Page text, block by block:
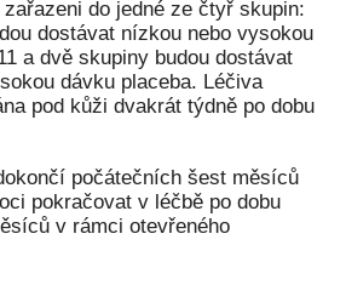
zařazeni do jedné ze čtyř skupin:
dostávat nízkou nebo vysokou
a dvě skupiny budou dostávat
dávku placeba. Léčiva
pod kůži dvakrát týdně po dobu
počátečních šest měsíců
pokračovat v léčbě po dobu
v rámci otevřeného